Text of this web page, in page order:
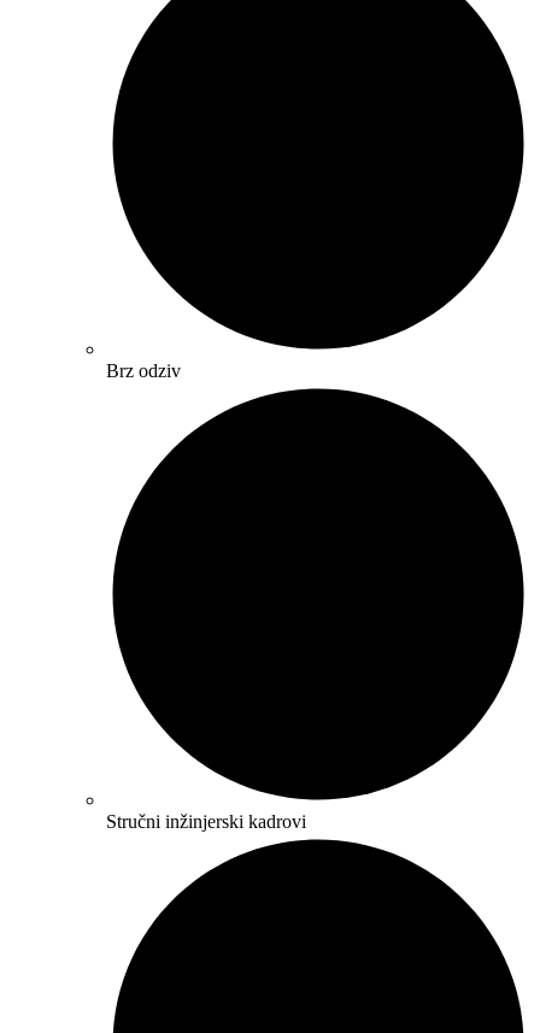
Brz odziv
Stručni inžinjerski kadrovi